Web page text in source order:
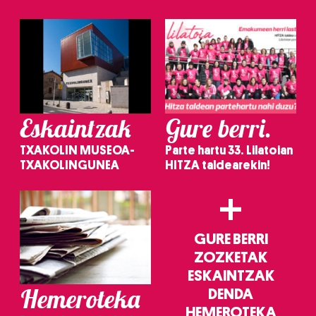
Eskaintzak
TXAKOLIN MUSEOA-
TXAKOLINGUNEA
Gure berri.
Parte hartu 33. Lilatoian
HITZA taldearekin!
Hemeroteka
+
GURE BERRI
ZOZKETAK
ESKAINTZAK
DENDA
HEMEROTEKA